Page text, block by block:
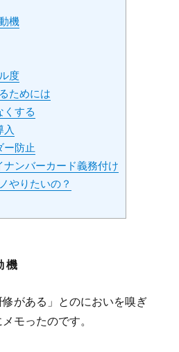
機
度
ためには
くする
入
ー防止
ナンバーカード義務付け
やりたいの？
機
修がある」とのにおいを嗅ぎ
モったのです。